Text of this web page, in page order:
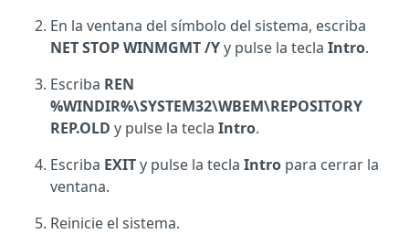
En la ventana del símbolo del sistema, escriba
NET STOP WINMGMT /Yy pulse la tecla Intro.
Escriba REN
%WINDIR%\SYSTEM32\WBEM\REPOSITORY
REP.OLD y pulse la tecla Intro.
Escriba EXITy pulse la tecla Intro para cerrar la
ventana.
Reinicie el sistema.